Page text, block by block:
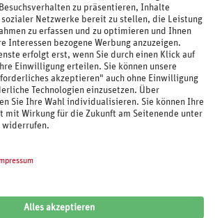
UND MARKEN
© 2026 REWE Reisen